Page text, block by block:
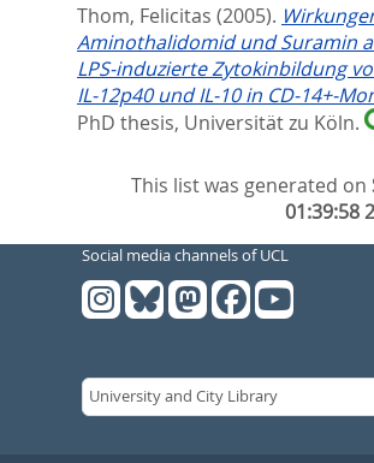
Thom, Felicitas (2005).
Aminothalidomid und Suramin
LPS-induzierte Zytokinbildung
IL-12p40 und IL-10 in CD-14+-
PhD thesis, Universität zu Köln.
This list was generated on
01:39:58
Social media channels of UCL